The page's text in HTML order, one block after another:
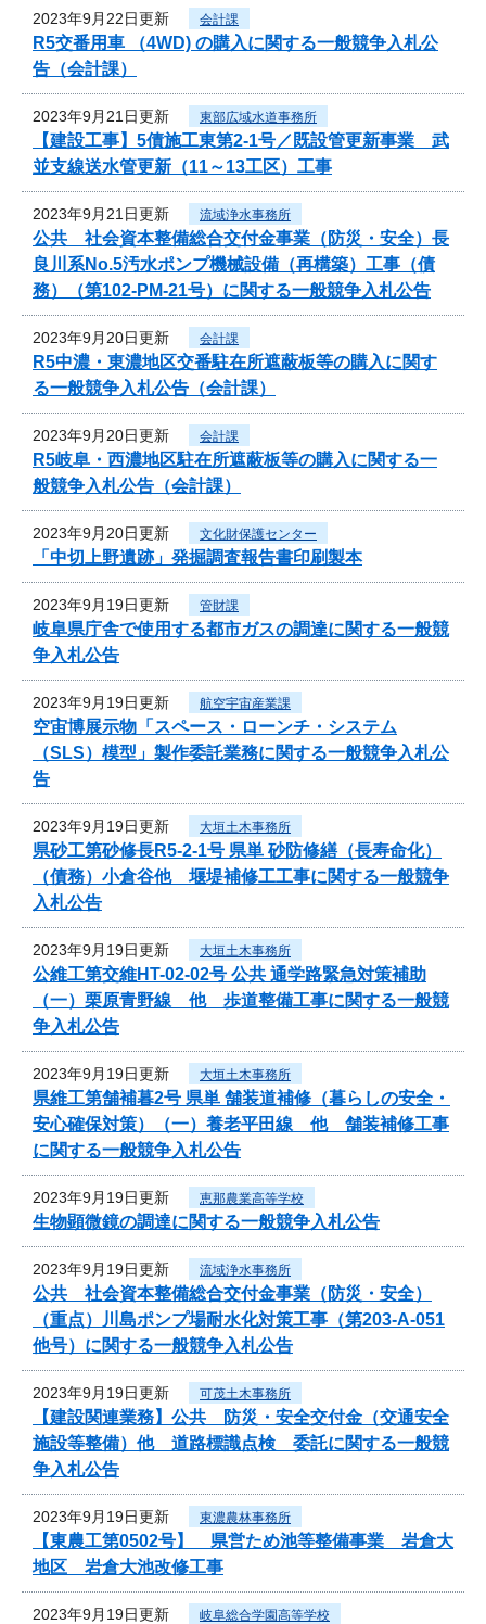
2023年9月22日更新 会計課
R5交番用車 （4WD) の購入に関する一般競争入札公
告（会計課）
2023年9月21日更新 東部広域水道事務所
【建設工事】5債施工東第2-1号／既設管更新事業 武
並支線送水管更新（11～13工区）工事
2023年9月21日更新 流域浄水事務所
公共 社会資本整備総合交付金事業（防災・安全）長
良川系No.5汚水ポンプ機械設備（再構築）工事（債
務）（第102-PM-21号）に関する一般競争入札公告
2023年9月20日更新 会計課
R5中濃・東濃地区交番駐在所遮蔽板等の購入に関す
る一般競争入札公告（会計課）
2023年9月20日更新 会計課
R5岐阜・西濃地区駐在所遮蔽板等の購入に関する一
般競争入札公告（会計課）
2023年9月20日更新 文化財保護センター
「中切上野遺跡」発掘調査報告書印刷製本
2023年9月19日更新 管財課
岐阜県庁舎で使用する都市ガスの調達に関する一般競
争入札公告
2023年9月19日更新 航空宇宙産業課
空宙博展示物「スペース・ローンチ・システム
（SLS）模型」製作委託業務に関する一般競争入札公
告
2023年9月19日更新 大垣土木事務所
県砂工第砂修長R5-2-1号 県単 砂防修繕（長寿命化）
（債務）小倉谷他 堰堤補修工工事に関する一般競争
入札公告
2023年9月19日更新 大垣土木事務所
公維工第交維HT-02-02号 公共 通学路緊急対策補助
（一）栗原青野線 他 歩道整備工事に関する一般競
争入札公告
2023年9月19日更新 大垣土木事務所
県維工第舗補暮2号 県単 舗装道補修（暮らしの安全・
安心確保対策）（一）養老平田線 他 舗装補修工事
に関する一般競争入札公告
2023年9月19日更新 恵那農業高等学校
生物顕微鏡の調達に関する一般競争入札公告
2023年9月19日更新 流域浄水事務所
公共 社会資本整備総合交付金事業（防災・安全）
（重点）川島ポンプ場耐水化対策工事（第203-A-051
他号）に関する一般競争入札公告
2023年9月19日更新 可茂土木事務所
【建設関連業務】公共 防災・安全交付金（交通安全
施設等整備）他 道路標識点検 委託に関する一般競
争入札公告
2023年9月19日更新 東濃農林事務所
【東農工第0502号】 県営ため池等整備事業 岩倉大
地区 岩倉大池改修工事
2023年9月19日更新 岐阜総合学園高等学校